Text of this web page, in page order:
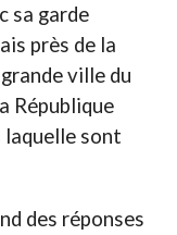
sa garde
près de la
ville du
République
laquelle sont
des réponses